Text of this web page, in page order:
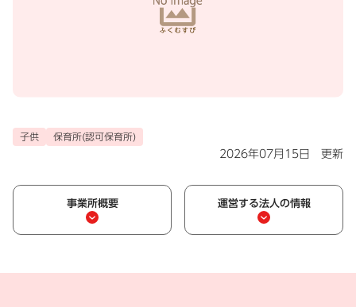
子供 保育所(認可保育所)
2026年07月15日 更新
事業所概要 運営する法人の情報